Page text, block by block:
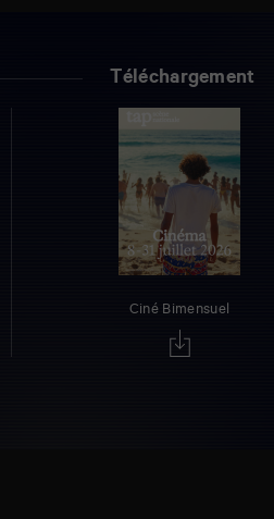
Téléchargement
Ciné Bimensuel